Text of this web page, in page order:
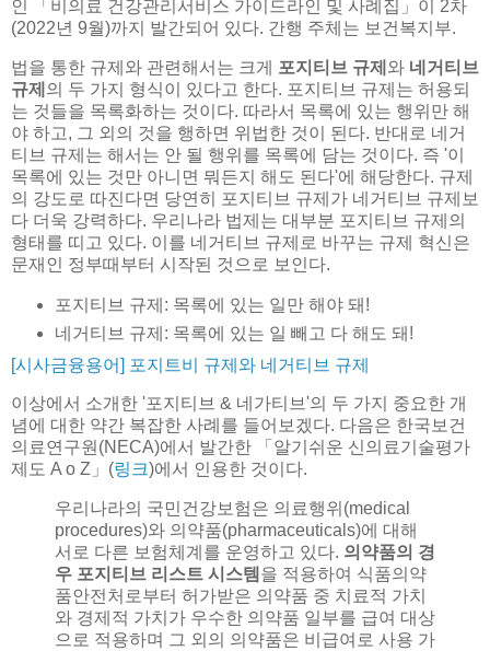
인 「비의료 건강관리서비스 가이드라인 및 사례집」이 2차
(2022년 9월)까지 발간되어 있다. 간행 주체는 보건복지부.
법을 통한 규제와 관련해서는 크게 포지티브 규제 와 네거티브
규제 의 두 가지 형식이 있다고 한다. 포지티브 규제는 허용되
는 것들을 목록화하는 것이다. 따라서 목록에 있는 행위만 해
야 하고, 그 외의 것을 행하면 위법한 것이 된다. 반대로 네거
티브 규제는 해서는 안 될 행위를 목록에 담는 것이다. 즉 '이
목록에 있는 것만 아니면 뭐든지 해도 된다'에 해당한다. 규제
의 강도로 따진다면 당연히 포지티브 규제가 네거티브 규제보
다 더욱 강력하다. 우리나라 법제는 대부분 포지티브 규제의
형태를 띠고 있다. 이를 네거티브 규제로 바꾸는 규제 혁신은
문재인 정부때부터 시작된 것으로 보인다.
포지티브 규제: 목록에 있는 일만 해야 돼!
네거티브 규제: 목록에 있는 일 빼고 다 해도 돼!
[시사금융용어] 포지트비 규제와 네거티브 규제
이상에서 소개한 '포지티브 & 네가티브'의 두 가지 중요한 개
념에 대한 약간 복잡한 사례를 들어보겠다. 다음은 한국보건
의료연구원(NECA)에서 발간한 「알기쉬운 신의료기술평가
제도 A o Z」(링크)에서 인용한 것이다.
우리나라의 국민건강보험은 의료행위(medical
procedures)와 의약품(pharmaceuticals)에 대해
서로 다른 보험체계를 운영하고 있다. 의약품의 경
우 포지티브 리스트 시스템 을 적용하여 식품의약
품안전처로부터 허가받은 의약품 중 치료적 가치
와 경제적 가치가 우수한 의약품 일부를 급여 대상
으로 적용하며 그 외의 의약품은 비급여로 사용 가